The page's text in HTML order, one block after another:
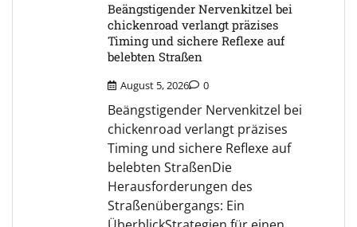
Beängstigender Nervenkitzel bei
chickenroad verlangt präzises
Timing und sichere Reflexe auf
belebten Straßen
August 5, 2026 0
Beängstigender Nervenkitzel bei
chickenroad verlangt präzises
Timing und sichere Reflexe auf
belebten StraßenDie
Herausforderungen des
Straßenübergangs: Ein